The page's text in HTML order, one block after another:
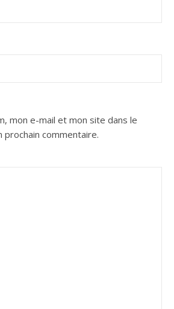
mon e-mail et mon site dans le
commentaire.